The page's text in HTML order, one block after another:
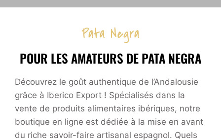
Pata Negra
POUR LES AMATEURS DE PATA NEGRA
Découvrez le goût authentique de l’Andalousie
grâce à Iberico Export ! Spécialisés dans la
vente de produits alimentaires ibériques, notre
boutique en ligne est dédiée à la mise en avant
du riche savoir-faire artisanal espagnol. Quels